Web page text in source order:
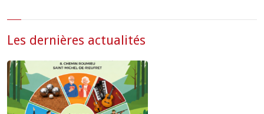
Les dernières actualités